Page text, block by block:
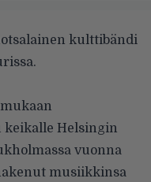
kulttibändi
keikalle Helsingin
vuonna
musiikkinsa